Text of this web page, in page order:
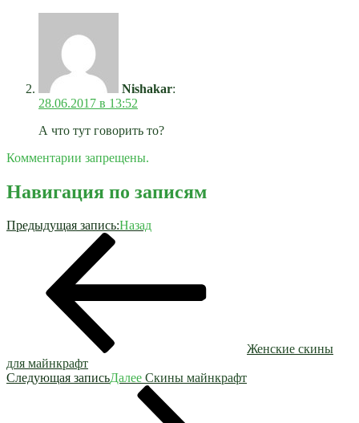
Nishakar:
28.06.2017 в 13:52
А что тут говорить то?
Комментарии запрещены.
Навигация по записям
Предыдущая запись:Назад
Женские скины
для майнкрафт
Следующая записьДалее Скины майнкрафт